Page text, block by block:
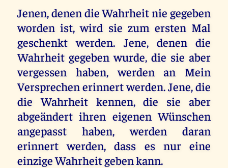
Jenen, denen die Wahrheit nie gegeben
worden ist, wird sie zum ersten Mal
geschenkt werden. Jene, denen die
Wahrheit gegeben wurde, die sie aber
vergessen haben, werden an Mein
Versprechen erinnert werden. Jene, die
die Wahrheit kennen, die sie aber
abgeändert ihren eigenen Wünschen
angepasst haben, werden daran
erinnert werden, dass es nur eine
einzige Wahrheit geben kann.